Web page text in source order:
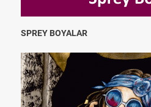
SPREY BOYALAR